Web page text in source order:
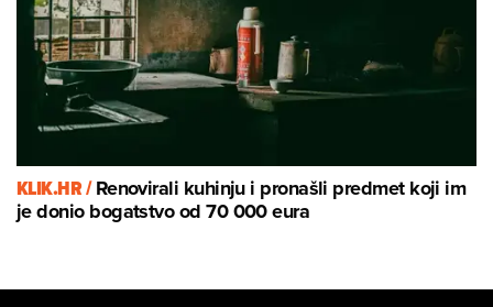
KLIK.HR /Renovirali kuhinju i pronašli predmet koji im
je donio bogatstvo od 70 000 eura